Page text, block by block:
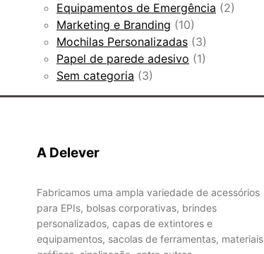
Equipamentos de Emergência (2)
Marketing e Branding (10)
Mochilas Personalizadas (3)
Papel de parede adesivo (1)
Sem categoria (3)
A Delever
Fabricamos uma ampla variedade de acessórios
para EPIs, bolsas corporativas, brindes
personalizados, capas de extintores e
equipamentos, sacolas de ferramentas, materiais